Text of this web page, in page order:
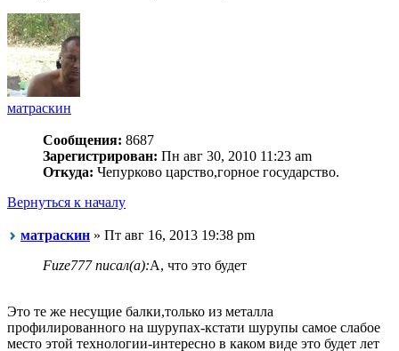
матраскин
Сообщения: 8687
Зарегистрирован: Пн авг 30, 2010 11:23 am
Откуда: Чепурково царство,горное государство.
Вернуться к началу
матраскин » Пт авг 16, 2013 19:38 pm
Fuze777 писал(а):А, что это будет
Это те же несущие балки,только из металла
профилированного на шурупах-кстати шурупы самое слабое
место этой технологии-интересно в каком виде это будет лет